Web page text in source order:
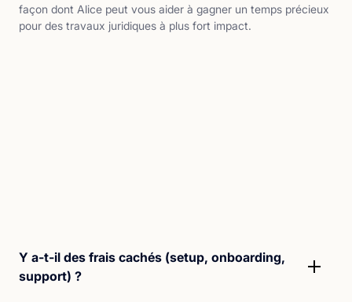
façon dont Alice peut vous aider à gagner un temps précieux
pour des travaux juridiques à plus fort impact.
Y a-t-il des frais cachés (setup, onboarding,
support) ?